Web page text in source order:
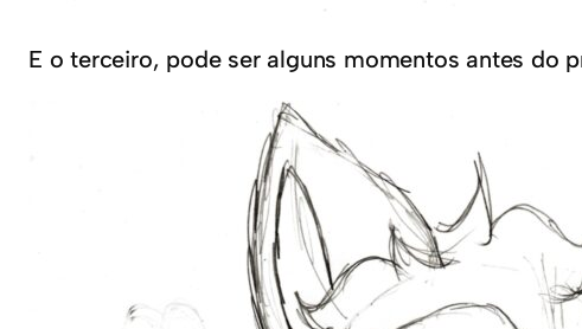
E o terceiro, pode ser alguns momentos antes do